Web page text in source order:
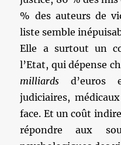
% des auteurs de
liste semble
Elle a surtout un
l’Etat, qui dépense
milliardsd’euros
judiciaires,
face. Et un coût
répondre aux